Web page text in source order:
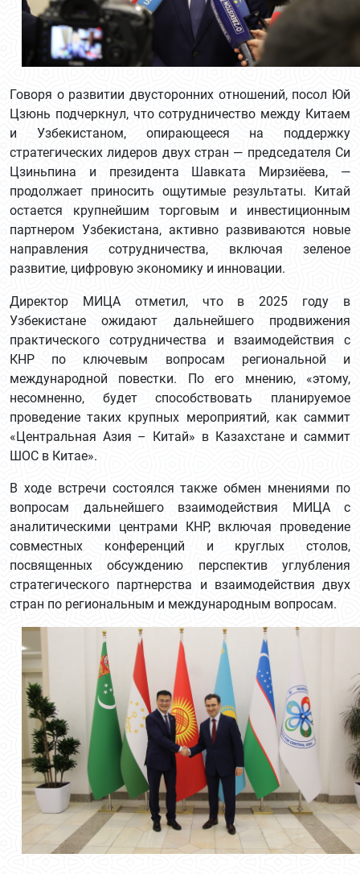
Говоря о развитии двусторонних отношений, посол Юй
Цзюнь подчеркнул, что сотрудничество между Китаем
и Узбекистаном, опирающееся на поддержку
стратегических лидеров двух стран — председателя Си
Цзиньпина и президента Шавката Мирзиёева, —
продолжает приносить ощутимые результаты. Китай
остается крупнейшим торговым и инвестиционным
партнером Узбекистана, активно развиваются новые
направления сотрудничества, включая зеленое
развитие, цифровую экономику и инновации.
Директор МИЦА отметил, что в 2025 году в
Узбекистане ожидают дальнейшего продвижения
практического сотрудничества и взаимодействия с
КНР по ключевым вопросам региональной и
международной повестки. По его мнению, «этому,
несомненно, будет способствовать планируемое
проведение таких крупных мероприятий, как саммит
«Центральная Азия – Китай» в Казахстане и саммит
ШОС в Китае».
В ходе встречи состоялся также обмен мнениями по
вопросам дальнейшего взаимодействия МИЦА с
аналитическими центрами КНР, включая проведение
совместных конференций и круглых столов,
посвященных обсуждению перспектив углубления
стратегического партнерства и взаимодействия двух
стран по региональным и международным вопросам.